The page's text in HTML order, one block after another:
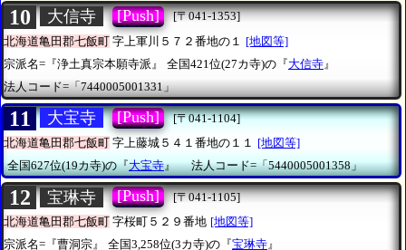
10 大信寺 [Push]
[〒041-1353]
北海道亀田郡七飯町 字上軍川５７２番地の１
[地図等]
宗派名=『浄土真宗本願寺派』
全国421位(27カ寺)の『大信寺 』
法人コード=「7440005001331」
11 大宝寺 [Push]
[〒041-1104]
北海道亀田郡七飯町 字上藤城５４１番地の１１
[地図等]
全国627位(19カ寺)の『大宝寺』 法人コード=「5440005001358」
12 宝琳寺 [Push]
[〒041-1105]
北海道亀田郡七飯町 字桜町５２９番地 [地図等]
宗派名=『曹洞宗』
全国3,258位(3カ寺)の『宝琳寺』